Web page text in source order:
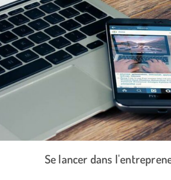
Se lancer dans